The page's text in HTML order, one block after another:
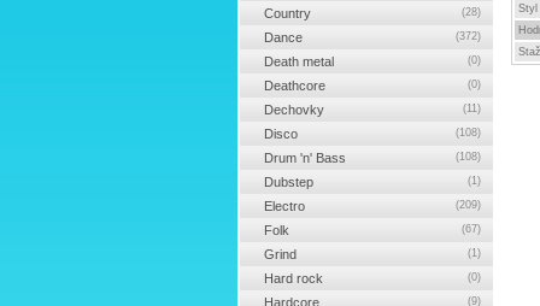
Styl
Country (28)
Dance (372)
Death metal (0)
Deathcore (0)
Dechovky (11)
Disco (108)
Drum 'n' Bass (108)
Dubstep (1)
Electro (209)
Folk (67)
Grind (1)
Hard rock (0)
Hardcore (9)